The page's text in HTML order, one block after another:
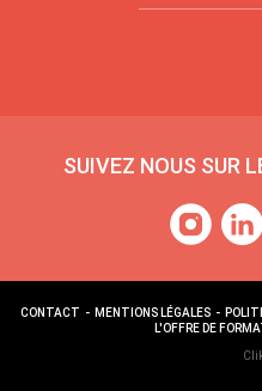
SUIVEZ NOUS SUR
CONTACT - MENTIONS LÉGALES -
L'OFFRE DE